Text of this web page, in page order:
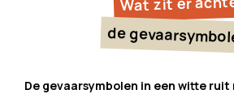
de
De gevaarsymbolen in een witte